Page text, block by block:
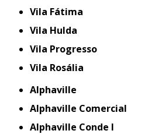
Vila Fátima
Vila Hulda
Vila Progresso
Vila Rosália
Alphaville
Alphaville Comercial
Alphaville Conde I